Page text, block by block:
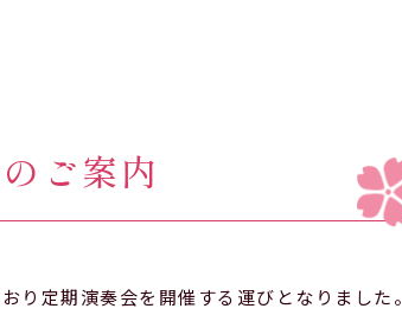
ご案内
り定期演奏会を開催する運びとなりました。